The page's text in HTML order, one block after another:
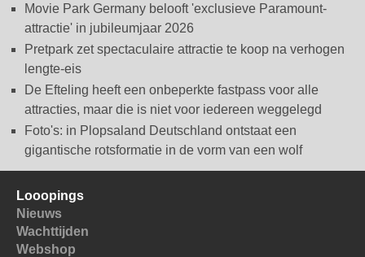
Movie Park Germany belooft 'exclusieve Paramount-
attractie' in jubileumjaar 2026
Pretpark zet spectaculaire attractie te koop na verhogen
lengte-eis
De Efteling heeft een onbeperkte fastpass voor alle
attracties, maar die is niet voor iedereen weggelegd
Foto's: in Plopsaland Deutschland ontstaat een
gigantische rotsformatie in de vorm van een wolf
Looopings
Nieuws
Wachttijden
Webshop